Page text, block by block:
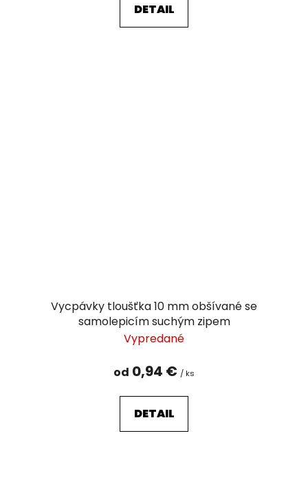
DETAIL
Vycpávky tloušťka 10 mm obšívané se
samolepicím suchým zipem
Vypredané
od 0,94 € / ks
DETAIL